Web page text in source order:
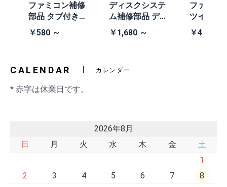
ファミコン補修
部品 タブ付きコ
イン電池(CR203
2)
￥580 ～
ディスクシステ
ム補修部品 ディ
スクシステム用
交換ベルト
￥1,680 ～
ファミコ
ツインフ
ン本体
黒・連射
￥41,980
CALENDAR カレンダー
* 赤字は休業日です。
2026年8月
日
月 火 水 木 金
土
1
2
3 4 5 6 7
8